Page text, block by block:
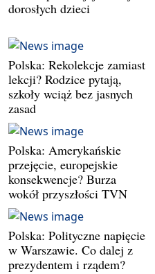
dorosłych dzieci
Polska: Rekolekcje zamiast
lekcji? Rodzice pytają,
szkoły wciąż bez jasnych
zasad
Polska: Amerykańskie
przejęcie, europejskie
konsekwencje? Burza
wokół przyszłości TVN
Polska: Polityczne napięcie
w Warszawie. Co dalej z
prezydentem i rządem?